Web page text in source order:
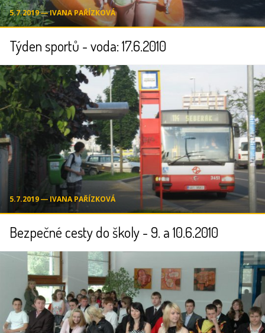
5.7.2019 ― IVANA PAŘÍZKOVÁ
Týden sportů - voda: 17.6.2010
5.7.2019 ― IVANA PAŘÍZKOVÁ
Bezpečné cesty do školy - 9. a 10.6.2010